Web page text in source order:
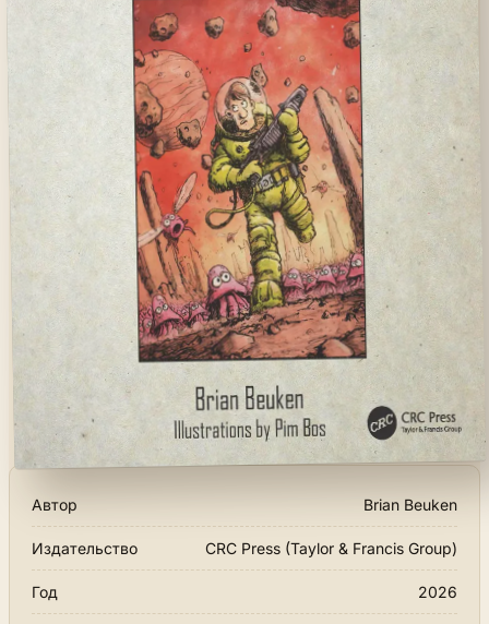
Автор Brian Beuken
Издательство CRC Press (Taylor & Francis Group)
Год 2026